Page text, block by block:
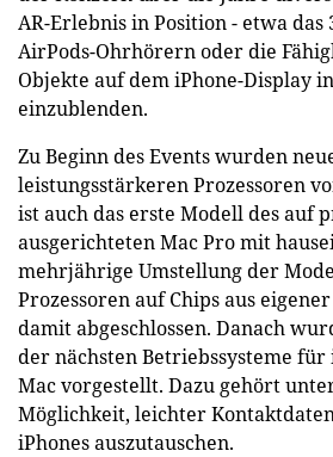
AR-Erlebnis in Position - etwa das
AirPods-Ohrhörern oder die
Objekte auf dem iPhone-Display
einzublenden.
Zu Beginn des Events wurden
leistungsstärkeren Prozessoren
ist auch das erste Modell des auf
ausgerichteten Mac Pro mit
mehrjährige Umstellung der
Prozessoren auf Chips aus
damit abgeschlossen. Danach
der nächsten Betriebssysteme für
Mac vorgestellt. Dazu gehört
Möglichkeit, leichter
iPhones auszutauschen.